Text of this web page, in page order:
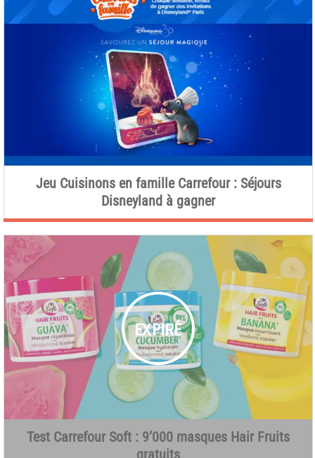
Jeu Cuisinons en famille Carrefour : Séjours
Disneyland à gagner
Test Carrefour Soft : 9’000 masques Hair Fruits